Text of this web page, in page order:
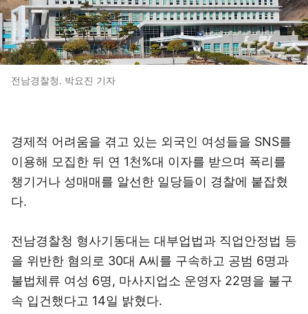
전남경찰청. 박요진 기자
경제적 어려움을 겪고 있는 외국인 여성들을 SNS를
이용해 모집한 뒤 연 1천%대 이자를 받으며 폭리를
챙기거나 성매매를 알선한 일당들이 경찰에 붙잡혔
다.
전남경찰청 형사기동대는 대부업법과 직업안정법 등
을 위반한 혐의로 30대 A씨를 구속하고 공범 6명과
불법체류 여성 6명, 마사지업소 운영자 22명을 불구
속 입건했다고 14일 밝혔다.